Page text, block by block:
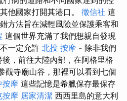
他國家打開其港口。 徵信社 這
方法旨在減輕風險並保護乘客和
這個世界充滿了我們想親自發現
一定允許 北投 按摩 - 除非我們
，前往大陸內部，在阿格里格
寺廟山谷，那裡可以看到七個
按摩 這些記憶是希臘保存最保存
按摩 居家清潔 西西里島的意大利